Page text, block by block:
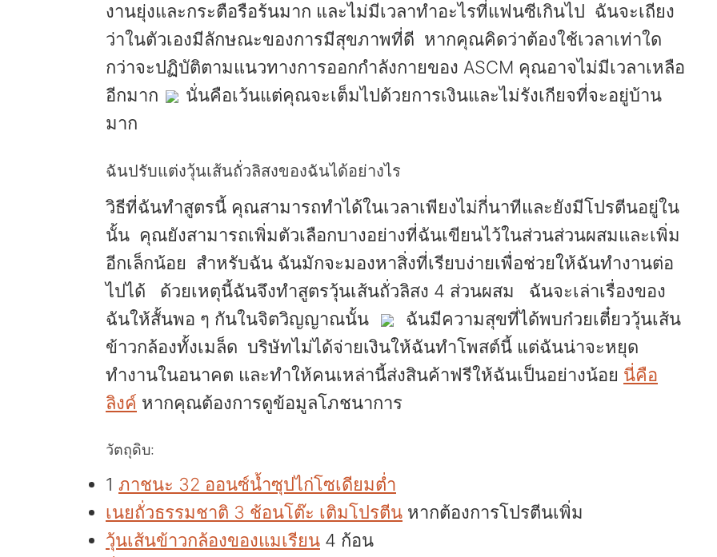
งานยุ่งและกระตือรือร้นมาก และไม่มีเวลาทำอะไรที่แฟนซีเกินไป ฉันจะเถียง
ว่าในตัวเองมีลักษณะของการมีสุขภาพที่ดี หากคุณคิดว่าต้องใช้เวลาเท่าใด
กว่าจะปฏิบัติตามแนวทางการออกกำลังกายของ ASCM คุณอาจไม่มีเวลาเหลือ
อีกมาก
นั่นคือเว้นแต่คุณจะเต็มไปด้วยการเงินและไม่รังเกียจที่จะอยู่บ้าน
มาก
ฉันปรับแต่งวุ้นเส้นถั่วลิสงของฉันได้อย่างไร
วิธีที่ฉันทำสูตรนี้ คุณสามารถทำได้ในเวลาเพียงไม่กี่นาทีและยังมีโปรตีนอยู่ใน
นั้น คุณยังสามารถเพิ่มตัวเลือกบางอย่างที่ฉันเขียนไว้ในส่วนส่วนผสมและเพิ่ม
อีกเล็กน้อย สำหรับฉัน ฉันมักจะมองหาสิ่งที่เรียบง่ายเพื่อช่วยให้ฉันทำงานต่อ
ไปได้ ด้วยเหตุนี้ฉันจึงทำสูตรวุ้นเส้นถั่วลิสง 4 ส่วนผสม ฉันจะเล่าเรื่องของ
ฉันให้สั้นพอ ๆ กันในจิตวิญญาณนั้น
ฉันมีความสุขที่ได้พบก๋วยเตี๋ยววุ้นเส้น
ข้าวกล้องทั้งเมล็ด บริษัทไม่ได้จ่ายเงินให้ฉันทำโพสต์นี้ แต่ฉันน่าจะหยุด
ทำงานในอนาคต และทำให้คนเหล่านี้ส่งสินค้าฟรีให้ฉันเป็นอย่างน้อย นี่คือ
ลิงค์ หากคุณต้องการดูข้อมูลโภชนาการ
วัตถุดิบ:
1 ภาชนะ 32 ออนซ์น้ำซุปไก่โซเดียมต่ำ
เนยถั่วธรรมชาติ 3 ช้อนโต๊ะ เติมโปรตีน หากต้องการโปรตีนเพิ่ม
วุ้นเส้นข้าวกล้องของแมเรียน 4 ก้อน